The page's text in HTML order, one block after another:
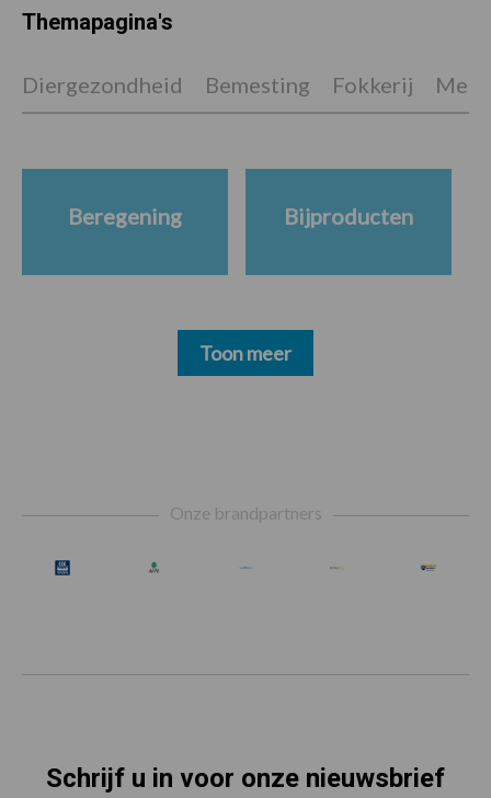
Themapagina's
Diergezondheid Bemesting Fokkerij
Beregening Bijproducten
Toon meer
Onze brandpartners
Schrijf u in voor onze nieuwsbrief